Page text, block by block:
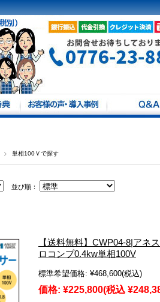
単相100Ｖで探す
並び順：
【送料無料】CWP04-8|アネ
ロコンプ0.4kw単相100V
標準希望価格: ¥468,600(税込)
価格: ¥225,800(税込